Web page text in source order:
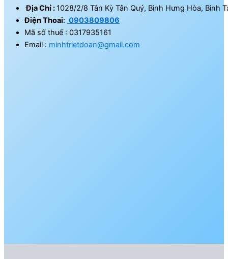
Địa Chỉ :1028/2/8 Tân Kỳ Tân Quý, Bình Hưng Hòa, Bình
Điện Thoai: 0903809806
Mã số thuế : 0317935161
Email : minhtrietdoan@gmail.com